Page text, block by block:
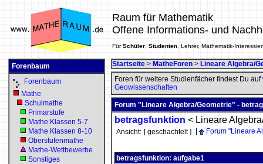
Raum für Mathematik
Offene Informations- und
FürSchüler Studenten , Lehrer, Mathematik-
Forenbaum
Forenbaum
Mathe
Schulmathe
Primarstufe
Mathe Klassen 5-7
Mathe Klassen 8-10
Oberstufenmathe
Mathe-Wettbewerbe
Sonstiges
Startseite > MatheForen > Lineare Algebra/
Foren für weitere Studienfächer findest Du auf
Geowissenschaften
Forum "Lineare Algebra/Geometrie" -
betragsfunktion < Lineare
Ansicht: [ geschachtelt ] Forum "Lineare
betragsfunktion: aufgabe1